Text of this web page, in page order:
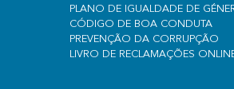
PLANO DE IGUALDADE DE
CÓDIGO DE BOA CONDUTA
PREVENÇÃO DA CORRUPÇÃO
LIVRO DE RECLAMAÇÕES